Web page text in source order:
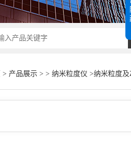
> 产品展示> > 纳米粒度仪 >纳米粒度及